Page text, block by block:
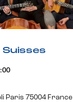
Suisses
Paris 75004 France